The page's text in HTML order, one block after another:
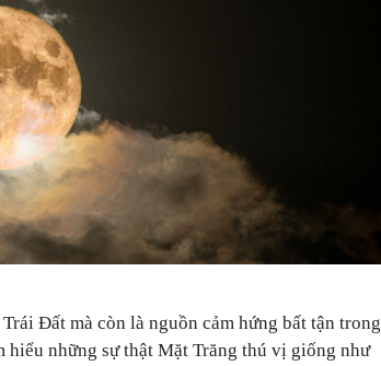
Đất mà còn là nguồn cảm hứng bất tận trong
những sự thật Mặt Trăng thú vị giống như